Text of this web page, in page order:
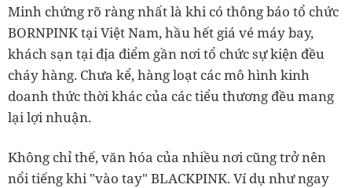
Minh chứng rõ ràng nhất là khi có thông báo tổ chức
BORNPINK tại Việt Nam, hầu hết giá vé máy bay,
khách sạn tại địa điểm gần nơi tổ chức sự kiện đều
cháy hàng. Chưa kể, hàng loạt các mô hình kinh
doanh thức thời khác của các tiểu thương đều mang
lại lợi nhuận.
Không chỉ thế, văn hóa của nhiều nơi cũng trở nên
nổi tiếng khi "vào tay" BLACKPINK. Ví dụ như ngay